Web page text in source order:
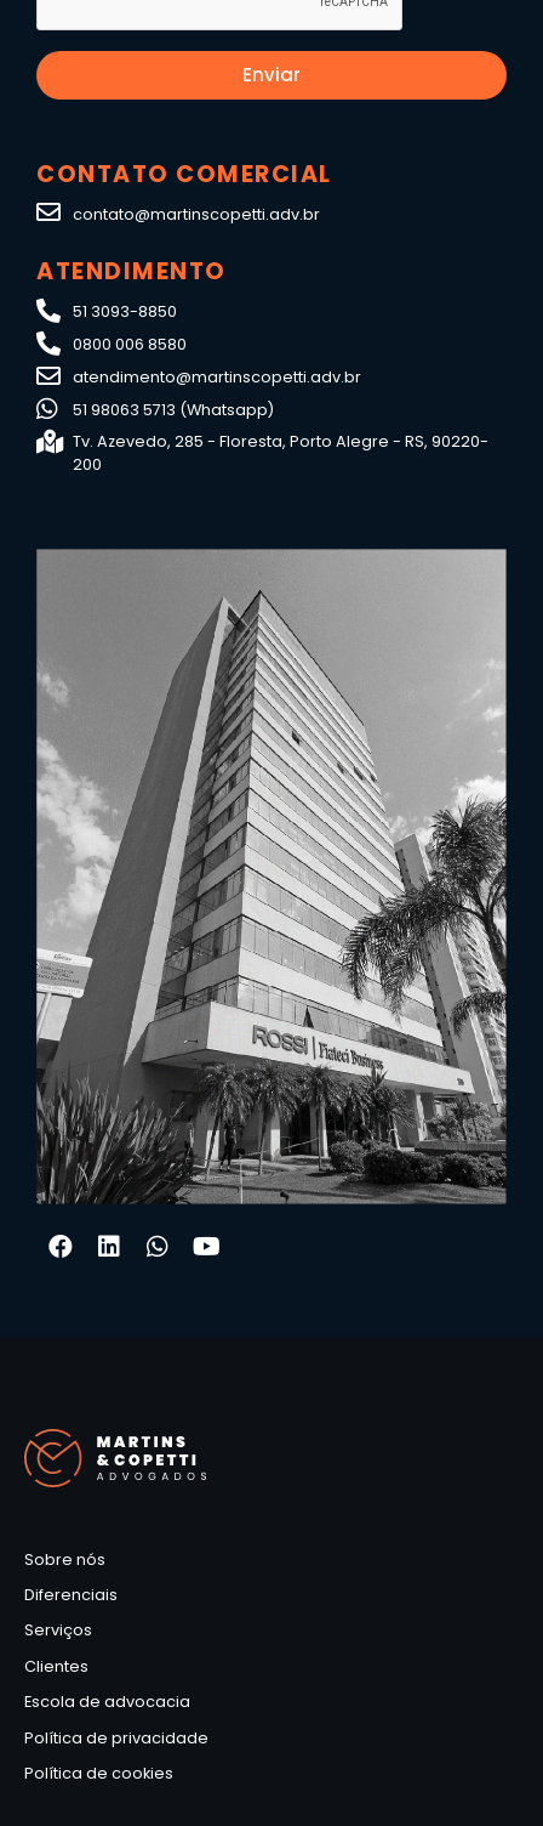
Enviar
CONTATO COMERCIAL
contato@martinscopetti.adv.br
ATENDIMENTO
51 3093-8850
0800 006 8580
atendimento@martinscopetti.adv.br
51 98063 5713 (Whatsapp)
Tv. Azevedo, 285 - Floresta, Porto Alegre - RS, 90220-
200
Sobre nós
Diferenciais
Serviços
Clientes
Escola de advocacia
Política de privacidade
Política de cookies